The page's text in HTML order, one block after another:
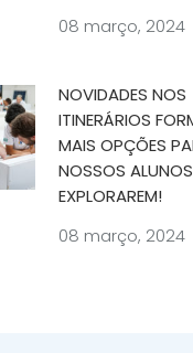
08 março, 2024
NOVIDADES NOS
ITINERÁRIOS
MAIS OPÇÕES
NOSSOS ALUNOS
EXPLORAREM!
08 março, 2024